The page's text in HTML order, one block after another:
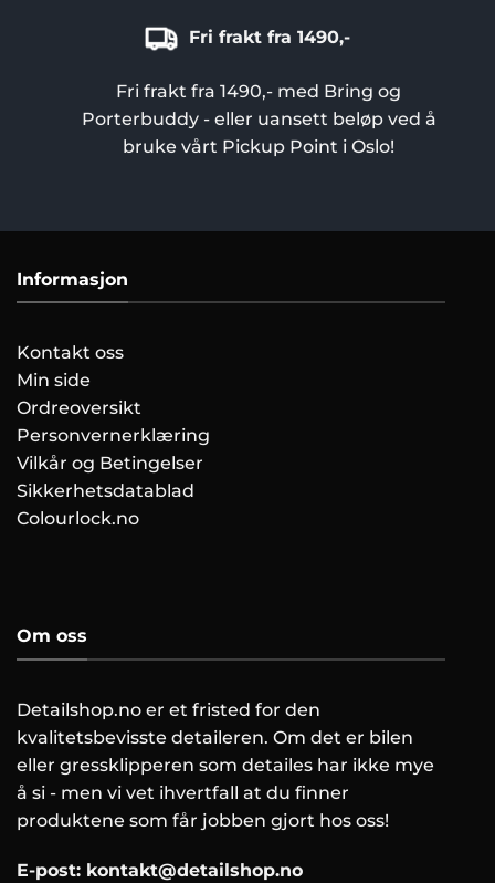
Fri frakt fra 1490,-
Fri frakt fra 1490,- med Bring og
Porterbuddy - eller uansett beløp ved å
bruke vårt Pickup Point i Oslo!
Informasjon
Kontakt oss
Min side
Ordreoversikt
Personvernerklæring
Vilkår og Betingelser
Sikkerhetsdatablad
Colourlock.no
Om oss
Detailshop.no er et fristed for den
kvalitetsbevisste detaileren. Om det er bilen
eller gressklipperen som detailes har ikke mye
å si - men vi vet ihvertfall at du finner
produktene som får jobben gjort hos oss!
E-post: kontakt@detailshop.no